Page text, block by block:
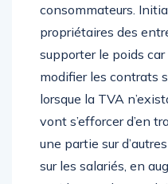
consommateurs.
propriétaires des
supporter le poids
modifier les contrats
lorsque la TVA
vont s’efforcer d’en
une partie sur
sur les salariés, en